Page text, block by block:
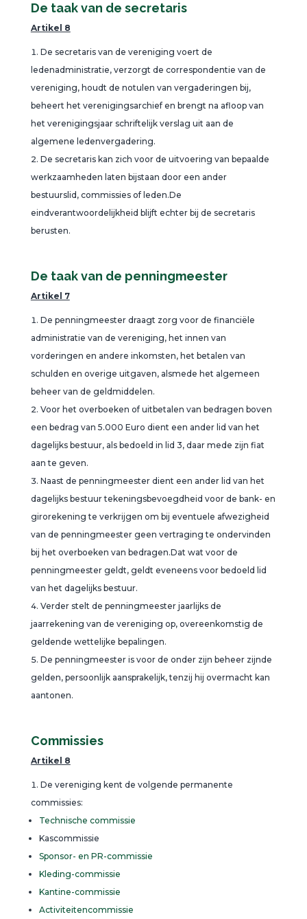
De taak van de secretaris
Artikel 8
De secretaris van de vereniging voert de
ledenadministratie, verzorgt de correspondentie van de
vereniging, houdt de notulen van vergaderingen bij,
beheert het verenigingsarchief en brengt na afloop van
het verenigingsjaar schriftelijk verslag uit aan de
algemene ledenvergadering.
De secretaris kan zich voor de uitvoering van bepaalde
werkzaamheden laten bijstaan door een ander
bestuurslid, commissies of leden.De
eindverantwoordelijkheid blijft echter bij de secretaris
berusten.
De taak van de penningmeester
Artikel 7
De penningmeester draagt zorg voor de financiële
administratie van de vereniging, het innen van
vorderingen en andere inkomsten, het betalen van
schulden en overige uitgaven, alsmede het algemeen
beheer van de geldmiddelen.
Voor het overboeken of uitbetalen van bedragen boven
een bedrag van 5.000 Euro dient een ander lid van het
dagelijks bestuur, als bedoeld in lid 3, daar mede zijn fiat
aan te geven.
Naast de penningmeester dient een ander lid van het
dagelijks bestuur tekeningsbevoegdheid voor de bank- en
girorekening te verkrijgen om bij eventuele afwezigheid
van de penningmeester geen vertraging te ondervinden
bij het overboeken van bedragen.Dat wat voor de
penningmeester geldt, geldt eveneens voor bedoeld lid
van het dagelijks bestuur.
Verder stelt de penningmeester jaarlijks de
jaarrekening van de vereniging op, overeenkomstig de
geldende wettelijke bepalingen.
De penningmeester is voor de onder zijn beheer zijnde
gelden, persoonlijk aansprakelijk, tenzij hij overmacht kan
aantonen.
Commissies
Artikel 8
De vereniging kent de volgende permanente
commissies:
Technische commissie
Kascommissie
Sponsor- en PR-commissie
Kleding-commissie
Kantine-commissie
Activiteitencommissie